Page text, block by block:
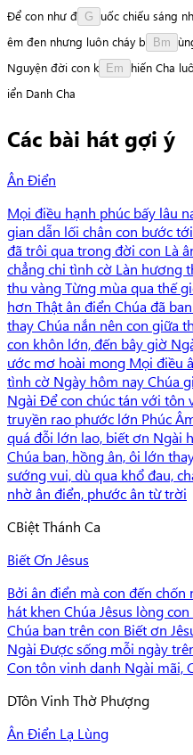
Để con như đ G uốc chiếu sáng
êm đen nhưng luôn cháy b Bm ùn
Nguyện đời con k Em hiến Cha
iển Danh Cha
Các bài hát gợi ý
Ân Điển
Mọi điều hạnh phúc bấy lâu
gian dẫn lối chân con bước
đã trôi qua trong đời con Là
chẳng chi tình cờ Làn hương
thu vàng Từng mùa qua thế
hơn Thật ân điển Chúa đã
thay Chúa nắn nên con giữa
con khôn lớn, đến bây giờ
ước mơ hoài mong Mọi điều
tình cờ Ngày hôm nay Chúa
Ngài Để con chúc tán với tôn
truyền rao phước lớn Phúc
quá đỗi lớn lao, biết ơn Ngài
Chúa ban, hồng ân, ôi lớn
sướng vui, dù qua khổ đau,
nhờ ân điển, phước ân từ trời
CBiệt Thánh Ca
Biết Ơn Jêsus
Bởi ân điển mà con đến chốn
hát khen Chúa Jêsus lòng
Chúa ban trên con Biết ơn
Ngài Được sống mỗi ngày
Con tôn vinh danh Ngài mãi,
DTôn Vinh Thờ Phượng
Ân Điển Lạ Lùng